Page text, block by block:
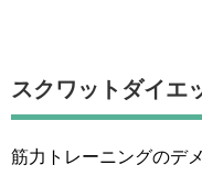
スクワットダイエ
筋力トレーニングのデ